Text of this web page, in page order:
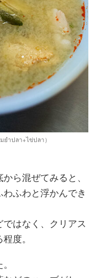
ยำปลา+ไข่ปลา）
ら混ぜてみると、
ふわと浮かんでき
はなく、クリアス
度。